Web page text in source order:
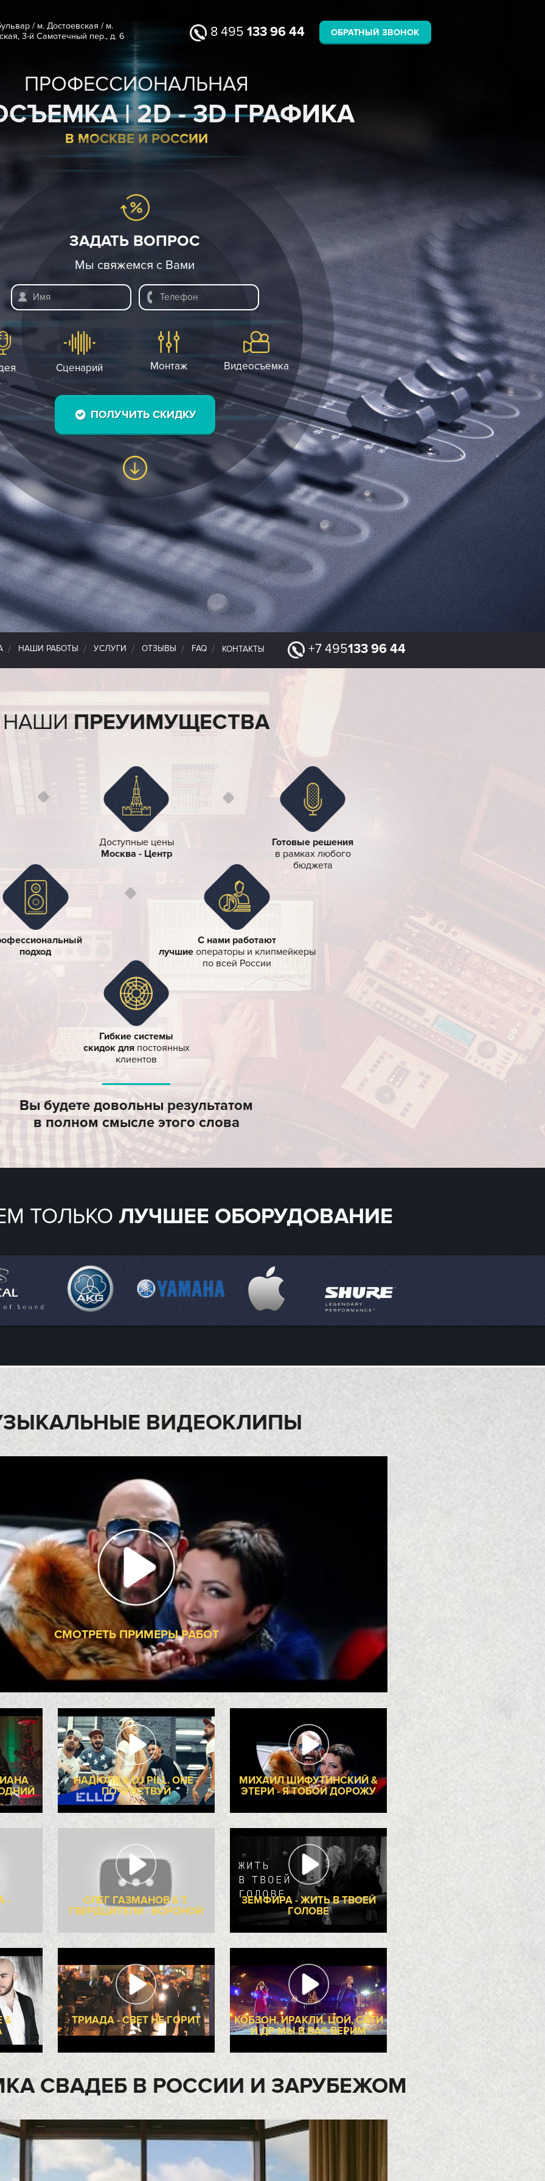
бульвар / м. Достоевская / м.
3-й Самотечный пер., д. 6 8 495133 96 44
ПРОФЕССИОНАЛЬНАЯ
| 2D - 3D ГРАФИКА
В МОСКВЕ И РОССИИ
ЗАДАТЬ ВОПРОС
Мы свяжемся с Вами
Идея Сценарий Монтаж Видеосъемка
ПОЛУЧИТЬ СКИДКУ
УСЛУГИ FAQ КОНТАКТЫ
НАШИПРЕУИМУЩЕСТВА
Доступные цены
Москва - Центр
Готовые решения
в рамках любого
бюджета
Профессиональный
подход
С нами работают
лучшие
операторы и клипмейкеры
по всей России
Гибкие системы
Вы будете довольны результатом
в полном смысле этого слова
ТОЛЬКОЛУЧШЕЕ ОБОРУДОВАНИЕ
МУЗЫКАЛЬНЫЕ ВИДЕОКЛИПЫ
СМОТРЕТЬ ПРИМЕРЫ РАБОТ
& ДИАНА
НАДЮЛЯ & DJ PILL. ONE -
МИХАИЛ ШИФУТИНСКИЙ &